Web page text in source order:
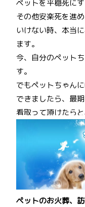
ペットを平穏死に
その他安楽死を進
いけない時、本当
ます。
今、自分のペット
す。
でもペットちゃん
できましたら、最
看取って頂けたら
ペットのお火葬、